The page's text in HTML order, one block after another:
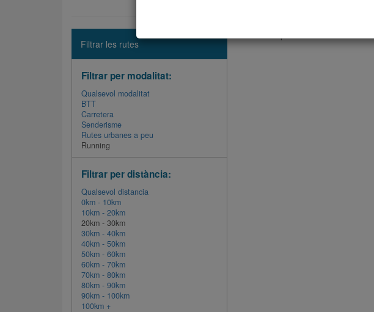
Filtrar les rutes
Filtrar per modalitat:
Qualsevol modalitat
BTT
Carretera
Senderisme
Rutes urbanes a peu
Running
Filtrar per distància:
Qualsevol distancia
0km - 10km
10km - 20km
20km - 30km
30km - 40km
40km - 50km
50km - 60km
60km - 70km
70km - 80km
80km - 90km
90km - 100km
100km +